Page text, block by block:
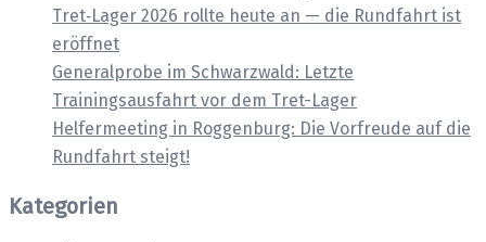
Tret‑Lager 2026 rollte heute an — die Rundfahrt ist
eröffnet
Generalprobe im Schwarzwald: Letzte
Trainingsausfahrt vor dem Tret-Lager
Helfermeeting in Roggenburg: Die Vorfreude auf die
Rundfahrt steigt!
Kategorien